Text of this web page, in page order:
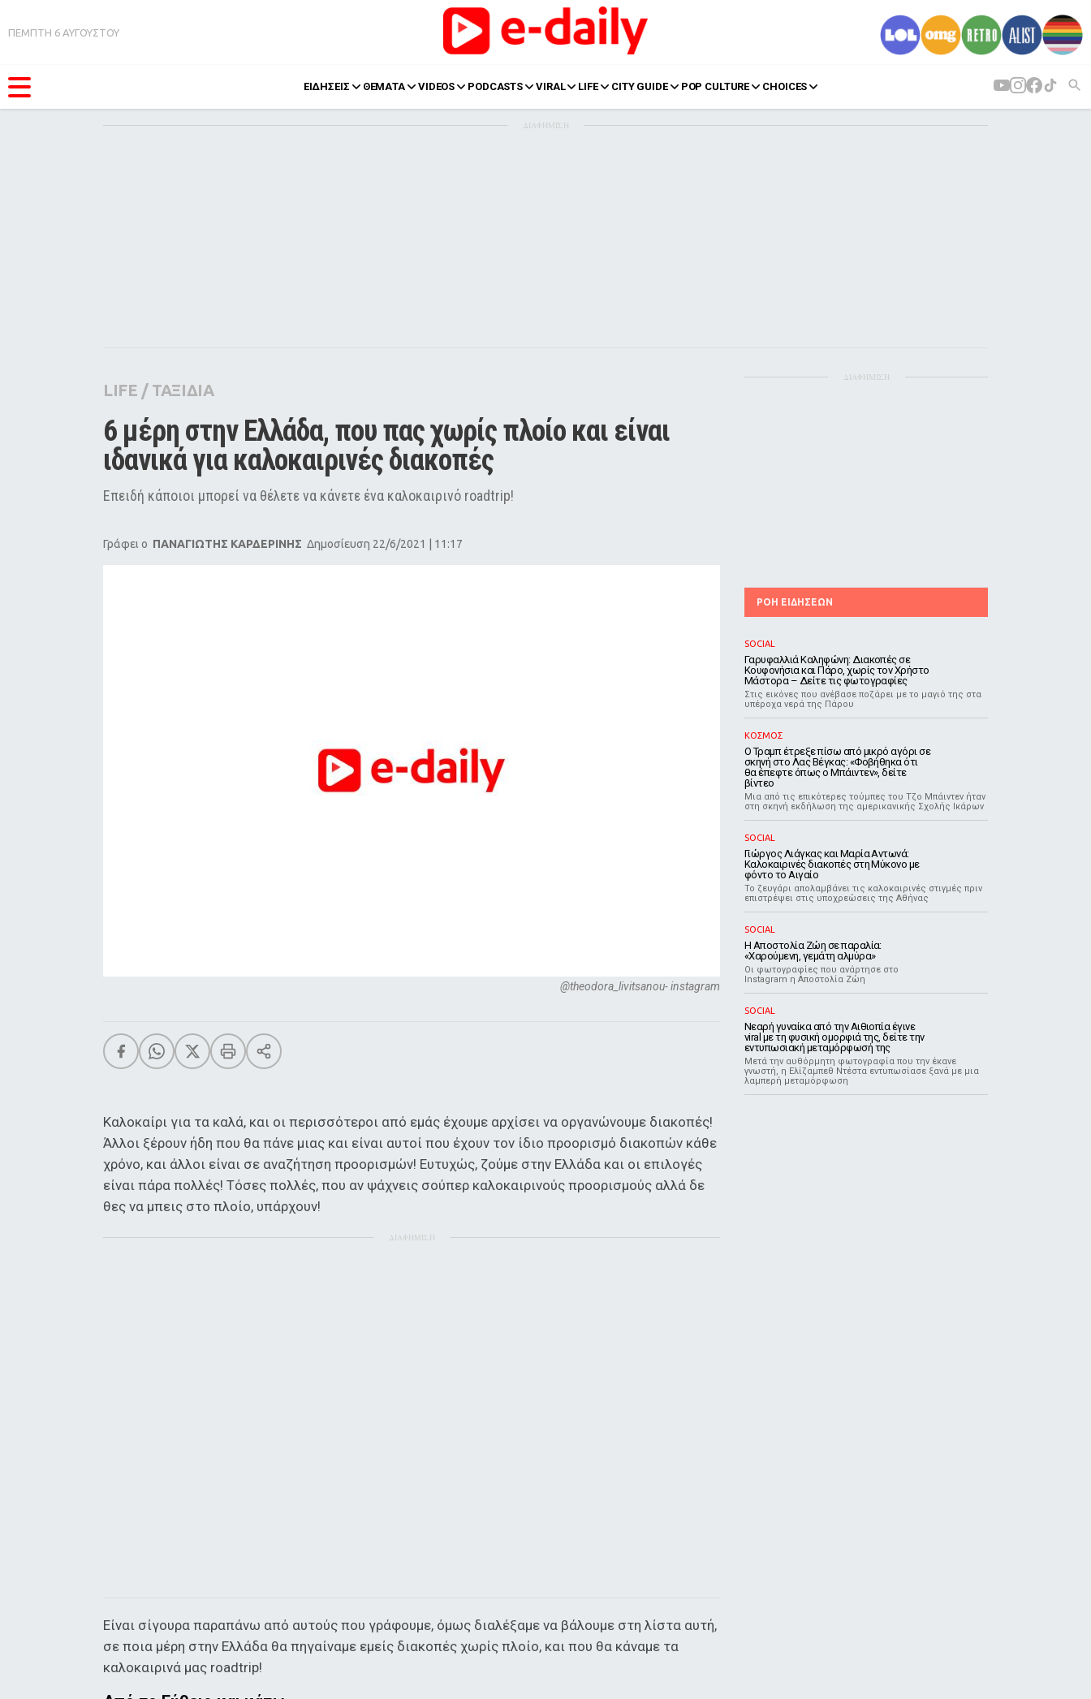
ΠΕΜΠΤΗ 6 ΑΥΓΟΥΣΤΟΥ
ΕΙΔΗΣΕΙΣ ΘΕΜΑΤΑ VIDEOS PODCASTS VIRAL LIFE CITY GUIDE POP CULTURE CHOICES
Pop Culture
Agenda
ΔΙΑΦΗΜΙΣΗ
LIFE / ΤΑΞΙΔΙΑ
6 μέρη στην Ελλάδα, που πας χωρίς πλοίο και είναι
ιδανικά για καλοκαιρινές διακοπές
Επειδή κάποιοι μπορεί να θέλετε να κάνετε ένα καλοκαιρινό roadtrip!
Γράφει ο ΠΑΝΑΓΙΩΤΗΣ ΚΑΡΔΕΡΙΝΗΣ Δημοσίευση 22/6/2021 | 11:17
@theodora_livitsanou- instagram
Καλοκαίρι για τα καλά, και οι περισσότεροι από εμάς έχουμε αρχίσει να οργανώνουμε διακοπές!
Άλλοι ξέρουν ήδη που θα πάνε μιας και είναι αυτοί που έχουν τον ίδιο προορισμό διακοπών κάθε
χρόνο, και άλλοι είναι σε αναζήτηση προορισμών! Ευτυχώς, ζούμε στην Ελλάδα και οι επιλογές
είναι πάρα πολλές! Τόσες πολλές, που αν ψάχνεις σούπερ καλοκαιρινούς προορισμούς αλλά δε
θες να μπεις στο πλοίο, υπάρχουν!
ΔΙΑΦΗΜΙΣΗ
Είναι σίγουρα παραπάνω από αυτούς που γράφουμε, όμως διαλέξαμε να βάλουμε στη λίστα αυτή,
σε ποια μέρη στην Ελλάδα θα πηγαίναμε εμείς διακοπές χωρίς πλοίο, και που θα κάναμε τα
καλοκαιρινά μας roadtrip!
ΔΙΑΦΗΜΙΣΗ
ΡΟΗ ΕΙΔΗΣΕΩΝ
SOCIAL
Γαρυφαλλιά Καληφώνη: Διακοπές σε
Κουφονήσια και Πάρο, χωρίς τον Χρήστο
Μάστορα – Δείτε τις φωτογραφίες
Στις εικόνες που ανέβασε ποζάρει με το μαγιό της στα
υπέροχα νερά της Πάρου
ΚΟΣΜΟΣ
Ο Τραμπ έτρεξε πίσω από μικρό αγόρι σε
σκηνή στο Λας Βέγκας: «Φοβήθηκα ότι
θα έπεφτε όπως ο Μπάιντεν», δείτε
βίντεο
Μια από τις επικότερες τούμπες του Τζο Μπάιντεν ήταν
στη σκηνή εκδήλωση της αμερικανικής Σχολής Ικάρων
SOCIAL
Γιώργος Λιάγκας και Μαρία Αντωνά:
Καλοκαιρινές διακοπές στη Μύκονο με
φόντο το Αιγαίο
Το ζευγάρι απολαμβάνει τις καλοκαιρινές στιγμές πριν
επιστρέψει στις υποχρεώσεις της Αθήνας
SOCIAL
Η Αποστολία Ζώη σε παραλία:
«Χαρούμενη, γεμάτη αλμύρα»
Οι φωτογραφίες που ανάρτησε στο
Instagram η Αποστολία Ζώη
SOCIAL
Νεαρή γυναίκα από την Αιθιοπία έγινε
viral με τη φυσική ομορφιά της, δείτε την
εντυπωσιακή μεταμόρφωσή της
Μετά την αυθόρμητη φωτογραφία που την έκανε
γνωστή, η Ελίζαμπεθ Ντέστα εντυπωσίασε ξανά με μια
λαμπερή μεταμόρφωση